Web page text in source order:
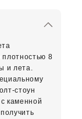
плотностью 8
и лета.
стоун
каменной